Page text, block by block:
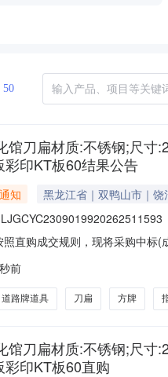
50
馆刀扁材质:不锈钢;尺寸
彩印KT板60结果公告
知 黑龙江省｜双鸭山市｜饶
照直购成交规则，现将采购中标
告装饰服务部供应商地址：黑龙
前
道路牌道具 刀扁 方牌
馆刀扁材质:不锈钢;尺寸
彩印KT板60直购